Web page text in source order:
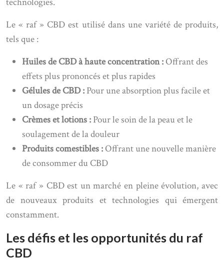
Le « raf » CBD est utilisé dans une variété de produits,
tels que :
Huiles de CBD à haute concentration : Offrant des
effets plus prononcés et plus rapides
Gélules de CBD : Pour une absorption plus facile et
un dosage précis
Crèmes et lotions : Pour le soin de la peau et le
soulagement de la douleur
Produits comestibles : Offrant une nouvelle manière
de consommer du CBD
Le « raf » CBD est un marché en pleine évolution, avec
de nouveaux produits et technologies qui émergent
constamment.
Les défis et les opportunités du raf
CBD